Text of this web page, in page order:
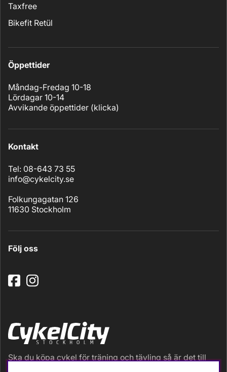
Taxfree
Bikefit Retül
Öppettider
Måndag-Fredag 10-18
Lördagar 10-14
Avvikande öppettider (klicka)
Kontakt
Tel: 08-643 73 55
info@cykelcity.se
Folkungagatan 126
11630 Stockholm
Följ oss
Ska du köpa cykel för träning och tävling så är det till